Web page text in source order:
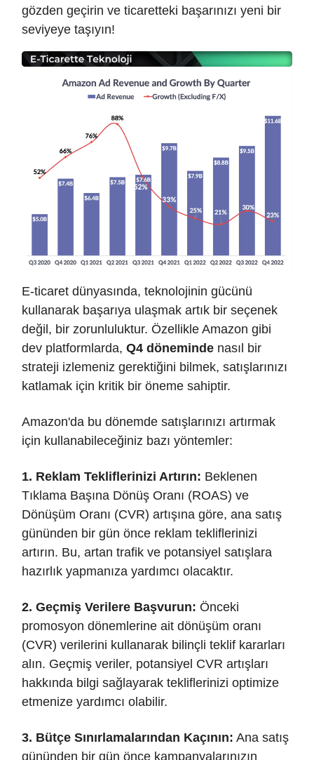
gözden geçirin ve ticaretteki başarınızı yeni bir
seviyeye taşıyın!
E-ticaret dünyasında, teknolojinin gücünü
kullanarak başarıya ulaşmak artık bir seçenek
değil, bir zorunluluktur. Özellikle Amazon gibi
dev platformlarda, Q4 döneminde nasıl bir
strateji izlemeniz gerektiğini bilmek, satışlarınızı
katlamak için kritik bir öneme sahiptir.
Amazon'da bu dönemde satışlarınızı artırmak
için kullanabileceğiniz bazı yöntemler:
1. Reklam Tekliflerinizi Artırın: Beklenen
Tıklama Başına Dönüş Oranı (ROAS) ve
Dönüşüm Oranı (CVR) artışına göre, ana satış
gününden bir gün önce reklam tekliflerinizi
artırın. Bu, artan trafik ve potansiyel satışlara
hazırlık yapmanıza yardımcı olacaktır.
2. Geçmiş Verilere Başvurun: Önceki
promosyon dönemlerine ait dönüşüm oranı
(CVR) verilerini kullanarak bilinçli teklif kararları
alın. Geçmiş veriler, potansiyel CVR artışları
hakkında bilgi sağlayarak tekliflerinizi optimize
etmenize yardımcı olabilir.
3. Bütçe Sınırlamalarından Kaçının: Ana satış
gününden bir gün önce kampanyalarınızın